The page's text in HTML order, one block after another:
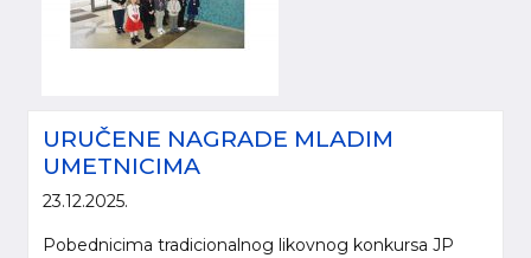
URUČENE NAGRADE MLADIM
UMETNICIMA
23.12.2025.
Pobednicima tradicionalnog likovnog konkursa JP